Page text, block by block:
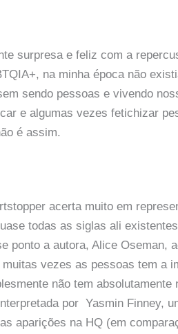
surpresa e feliz com a
na minha época não
sendo pessoas e vivendo
e algumas vezes fetichizar
é assim.
acerta muito em
todas as siglas ali
ponto a autora, Alice Oseman,
vezes as pessoas tem a
não tem absolutamente
por Yasmin Finney,
aparições na HQ (em